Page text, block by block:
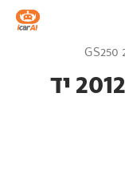
לקסוס GS250 ‏ 2012-2013 יד